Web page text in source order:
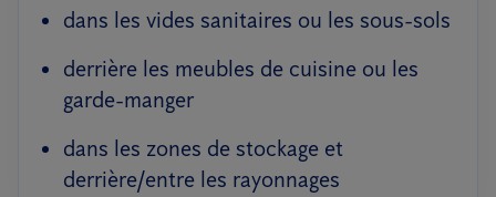
dans les vides sanitaires ou les sous-sols
derrière les meubles de cuisine ou les
garde-manger
dans les zones de stockage et
derrière/entre les rayonnages